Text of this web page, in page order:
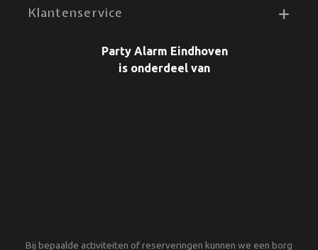
Klantenservice
Party Alarm Eindhoven
is onderdeel van
Bij bepaalde activiteiten of reserveringen kunnen we een borg